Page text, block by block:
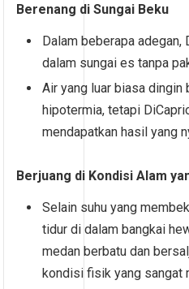
Berenang di Sungai Beku
Dalam beberapa adegan,
dalam sungai es tanpa
Air yang luar biasa
hipotermia, tetapi
mendapatkan hasil yang
Berjuang di Kondisi Alam
Selain suhu yang
tidur di dalam bangkai
medan berbatu dan
kondisi fisik yang sangat